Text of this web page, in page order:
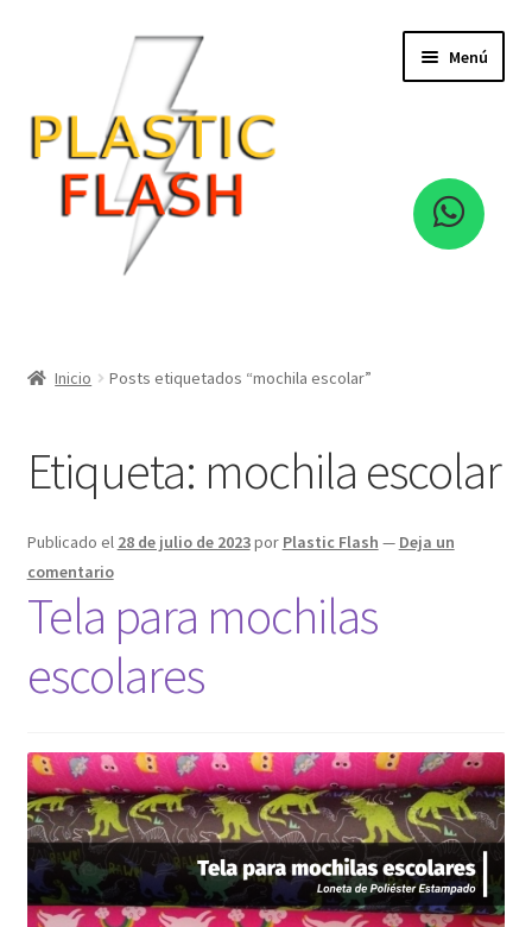
navegación
Menú
Cintas
Eva Foami
Mallas
Contactel
Hilos
Playo
Inicio Posts etiquetados “mochila escolar”
Etiqueta: mochila escolar
Publicado el 28 de julio de 2023por Plastic Flash — Deja un
comentario
Tela para mochilas
escolares